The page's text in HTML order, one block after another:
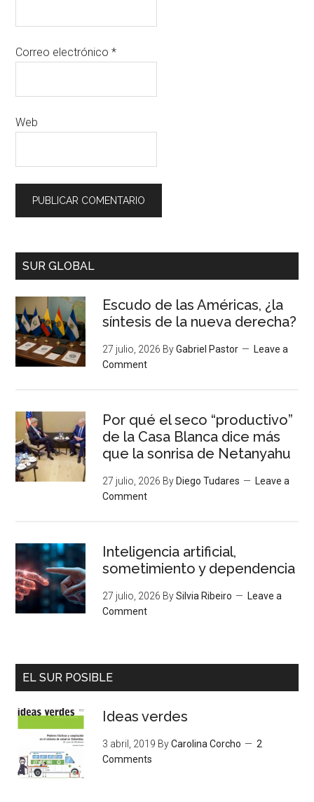
Correo electrónico*
Web
SUR GLOBAL
Escudo de las Américas, ¿la
síntesis de la nueva derecha?
27 julio, 2026 ByGabriel Pastor
Leave a
Comment
Por qué el seco “productivo”
de la Casa Blanca dice más
que la sonrisa de Netanyahu
27 julio, 2026 By Diego Tudares
Leave a
Comment
Inteligencia artificial,
sometimiento y dependencia
27 julio, 2026 BySilvia Ribeiro
Leave a
Comment
EL SUR POSIBLE
Ideas verdes
3 abril, 2019 ByCarolina Corcho
2
Comments